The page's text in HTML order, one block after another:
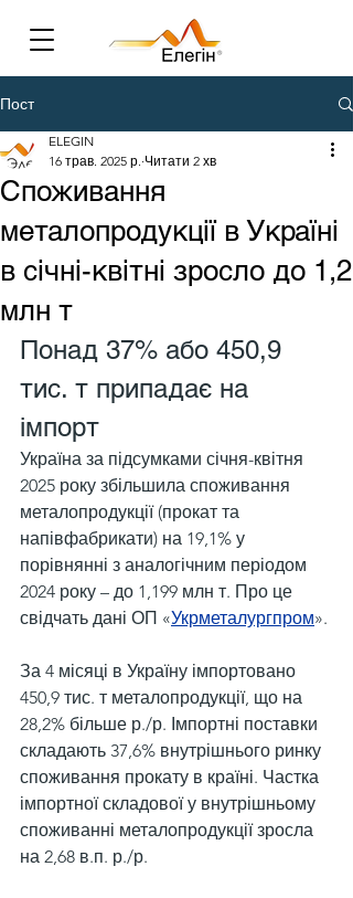
Пост
Споживання
металопродукції в Україні
в січні-квітні зросло до 1,2
млн т
ELEGIN
16 трав. 2025 р. Читати 2 хв
Понад 37% або 450,9
тис. т припадає на
імпорт
Україна за підсумками січня-квітня
2025 року збільшила споживання
металопродукції (прокат та
напівфабрикати) на 19,1% у
порівнянні з аналогічним періодом
2024 року – до 1,199 млн т. Про це
свідчать дані ОП «Укрметалургпром».
За 4 місяці в Україну імпортовано
450,9 тис. т металопродукції, що на
28,2% більше р./р. Імпортні поставки
складають 37,6% внутрішнього ринку
споживання прокату в країні. Частка
імпортної складової у внутрішньому
споживанні металопродукції зросла
на 2,68 в.п. р./р.